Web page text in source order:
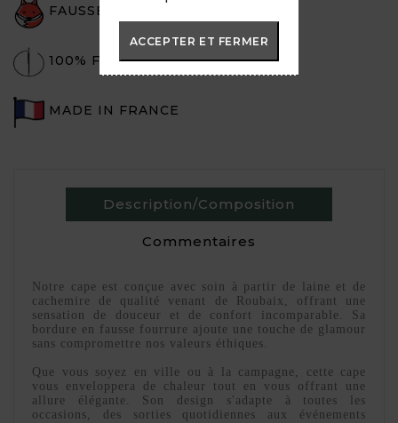
ACCEPTER ET FERMER
FAUSSE FOURRURE
100% FAIT-MAIN
MADE IN FRANCE
Description/Composition
Commentaires
Notre cape est conçue avec soin à partir de laine et de
cachemire de qualité venant de Roubaix, offrant une
sensation de douceur et de confort incomparable. Sa
bordure en fausse fourrure ajoute une touche de glamour
sans compromettre nos valeurs éthiques.
Que vous soyez en ville ou à la campagne, cette cape
vous enveloppera de chaleur tout en vous offrant une
allure élégante. Son design s'adapte à toutes les
occasions, des sorties quotidiennes aux événements